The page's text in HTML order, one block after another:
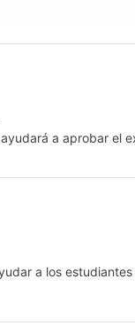
a aprobar el
a los